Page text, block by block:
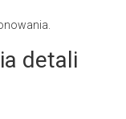
detali